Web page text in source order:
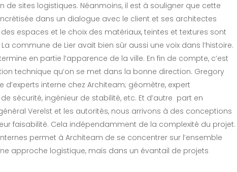
sites logistiques. Néanmoins, il est à souligner que cette
dans un dialogue avec le client et ses architectes
des espaces et le choix des matériaux, teintes et textures sont
commune de Lier avait bien sûr aussi une voix dans l’histoire.
en partie l’apparence de la ville. En fin de compte, c’est
technique qu’on se met dans la bonne direction. Gregory
d’experts interne chez Architeam; géomètre, expert
sécurité, ingénieur de stabilité, etc. Et d’autre part en
Verelst et les autorités, nous arrivons à des conceptions
faisabilité. Cela indépendamment de la complexité du projet.
permet à Architeam de se concentrer sur l’ensemble
approche logistique, mais dans un évantail de projets